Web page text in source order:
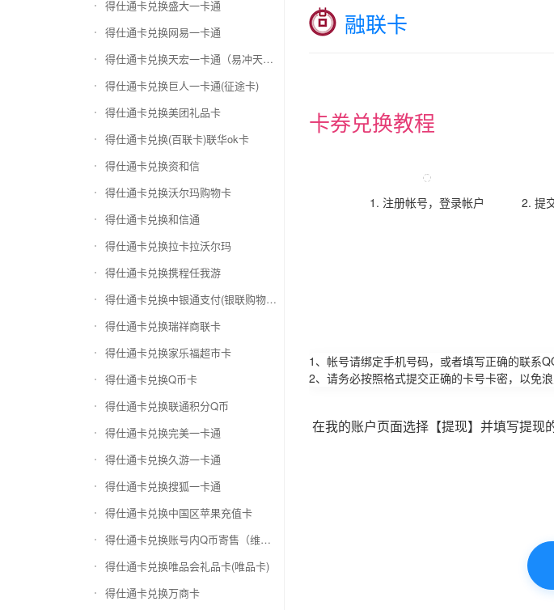
得仕通卡兑换盛大一卡通
得仕通卡兑换网易一卡通
得仕通卡兑换天宏一卡通（易冲天宏卡）
得仕通卡兑换巨人一卡通(征途卡)
得仕通卡兑换美团礼品卡
得仕通卡兑换(百联卡)联华ok卡
得仕通卡兑换资和信
得仕通卡兑换沃尔玛购物卡
得仕通卡兑换和信通
得仕通卡兑换拉卡拉沃尔玛
得仕通卡兑换携程任我游
得仕通卡兑换中银通支付(银联购物卡)
得仕通卡兑换瑞祥商联卡
得仕通卡兑换家乐福超市卡
得仕通卡兑换Q币卡
得仕通卡兑换联通积分Q币
得仕通卡兑换完美一卡通
得仕通卡兑换久游一卡通
得仕通卡兑换搜狐一卡通
得仕通卡兑换中国区苹果充值卡
得仕通卡兑换账号内Q币寄售（维护中）
得仕通卡兑换唯品会礼品卡(唯品卡)
得仕通卡兑换万商卡
融联卡
卡券兑换教程
1. 注册帐号，登录帐户 2. 提
1、帐号请绑定手机号码，或者填写正确的联系
2、请务必按照格式提交正确的卡号卡密，以免
在我的账户页面选择【提现】并填写提现